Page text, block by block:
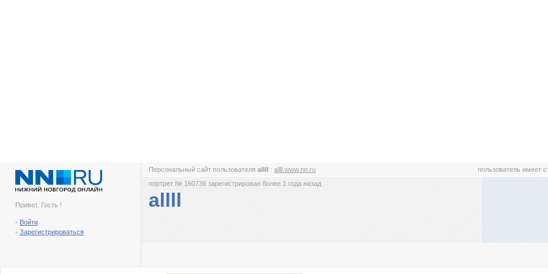
Привет, Гость !
- Войти
- Зарегистрироваться
Персональный сайт пользователя allll : allll.www.nn.ru пользователь имеет
портрет № 160736 зарегистрирован более 1 года назад
allll